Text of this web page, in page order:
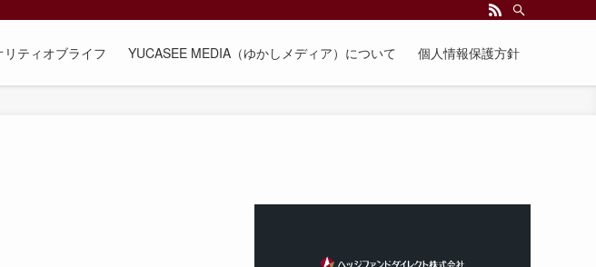
リティオブライフ YUCASEE MEDIA（ゆかしメディア）について 個人情報保護方針